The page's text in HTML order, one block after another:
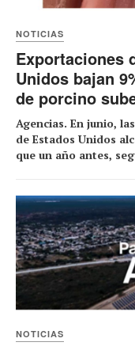
NOTICIAS
Exportaciones
Unidos bajan
de porcino
Agencias. En junio,
de Estados Unidos
que un año antes,
NOTICIAS